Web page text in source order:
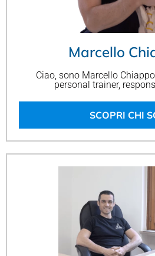
Marcello
Ciao, sono Marcello
personal trainer,
SCOPRI CHI